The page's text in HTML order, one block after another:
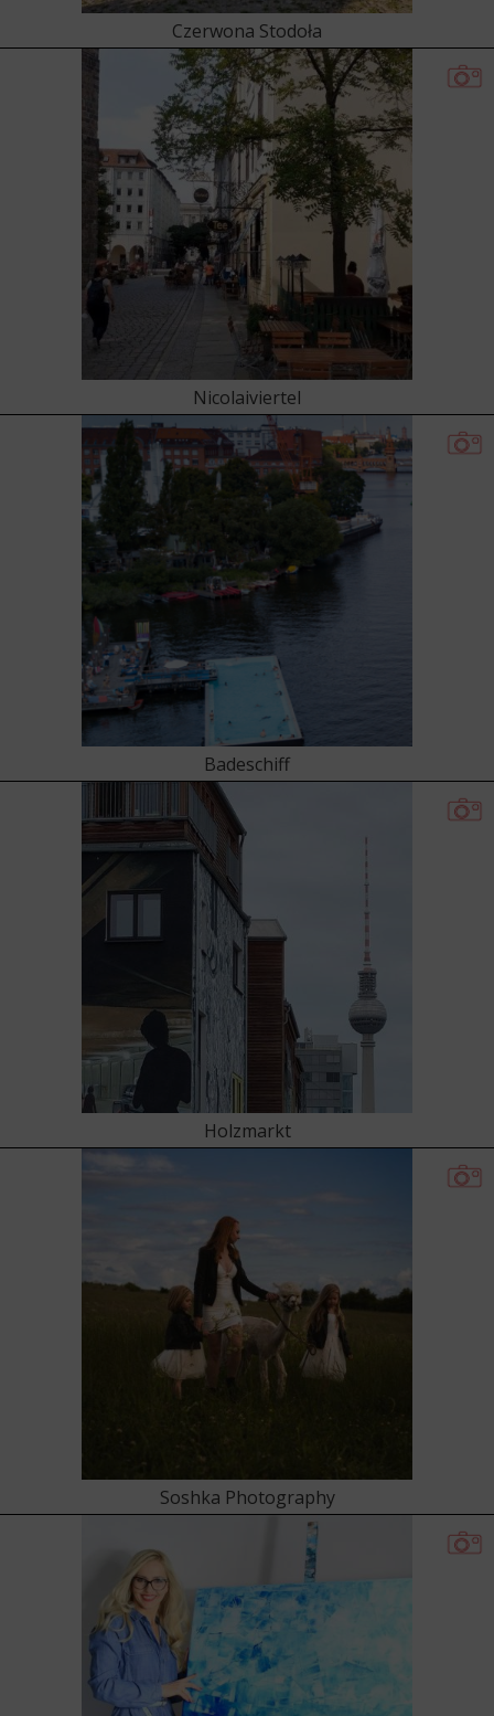
Czerwona Stodoła
Nicolaiviertel
Badeschiff
Holzmarkt
Soshka Photography